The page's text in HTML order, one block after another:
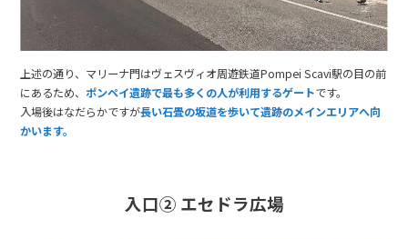
上述の通り、マリーナ門はヴェスヴィオ周遊鉄道Pompei Scavi駅の目の前
にあるため、 ポンペイ遺跡で最も多くの人が利用するゲートです。
入場後はなだらかですが長い石畳の坂道を歩いて遺跡のメインエリアへ向
かいます。
入口② エセドラ広場